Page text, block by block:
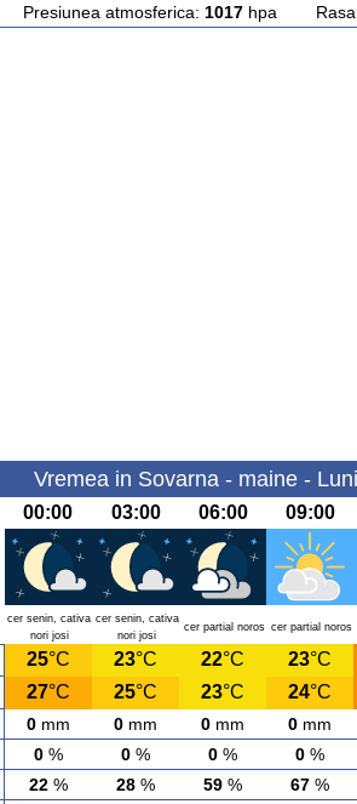
atmosferica: 1017hpa
Vremea in Sovarna - maine -
00:00 03:00 06:00 09:00
cer senin, cativa
nori josi
cer senin, cativa
nori josi
cer partial noros cer partial noros
25°C 23°C 22°C 23°C
27°C 25°C 23°C 24°C
0 mm 0 mm 0 mm 0 mm
0 % 0 % 0 % 0 %
22 % 28 % 59 % 67 %